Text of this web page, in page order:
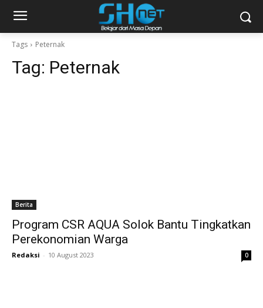
Tags Peternak
Tag: Peternak
Berita
Program CSR AQUA Solok Bantu Tingkatkan
Perekonomian Warga
Redaksi - 10 August 2023 0